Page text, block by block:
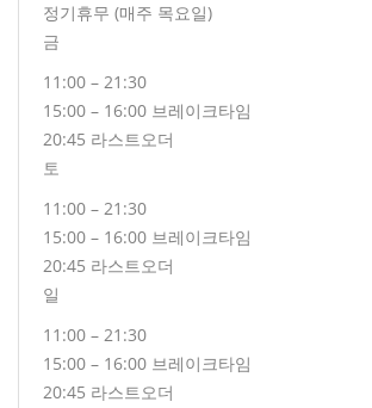
정기휴무 (매주 목요일)
금
11:00 – 21:30
15:00 – 16:00 브레이크타임
20:45 라스트오더
토
11:00 – 21:30
15:00 – 16:00 브레이크타임
20:45 라스트오더
일
11:00 – 21:30
15:00 – 16:00 브레이크타임
20:45 라스트오더